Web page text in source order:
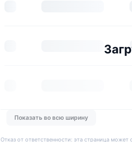
Показать во всю ширину
Отказ от ответственности: эта страница